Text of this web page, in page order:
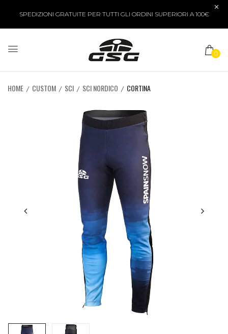
SPEDIZIONI GRATUITE PER TUTTI GLI ORDINI SUPERIORI A 100€
0
HOME CUSTOM SCI SCI NORDICO CORTINA